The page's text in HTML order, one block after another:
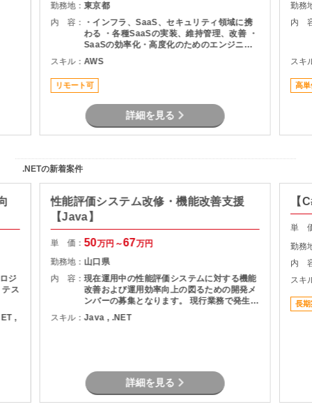
勤務地：東京都
内 容：
・インフラ、SaaS、セキュリティ領域に携
わる ・各種SaaSの実装、維持管理、改善 ・
SaaSの効率化・高度化のためのエンジニア
リング ・SaaSのシステム課題・障害に対す
る対策の計画と実装 ・社内NWやオンプレサ
ーバの運用保守 ・拠点のネットワーク配備担
当
スキル：AWS
リモート可
詳細を見る
勤務
内
スキ
高単
.NETの新着案件
ジ
ス
,
性能評価システム改修・機能改善支援
【Java】
単 価：50万円～67万円
勤務地： 山口県
内 容：現在運用中の性能評価システムに対する機能
改善および運用効率向上の図るための開発メ
ンバーの募集となります。 現行業務で発生し
ている課題を整理し、機能追加を実現しま
す。
スキル：Java , .NET
詳細を見る
【
単
勤務
内
スキ
長期